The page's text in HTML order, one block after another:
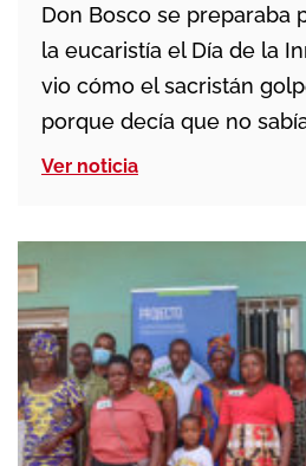
Don Bosco se preparaba
la eucaristía el Día de la
vio cómo el sacristán
porque decía que no
Don Bosco se conmovió y
Ver noticia